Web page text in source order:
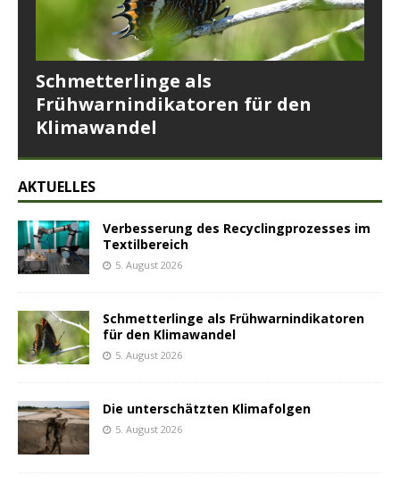
Schmetterlinge als
Frühwarnindikatoren für den
Klimawandel
AKTUELLES
Verbesserung des Recyclingprozesses im
Textilbereich
5. August 2026
Schmetterlinge als Frühwarnindikatoren
für den Klimawandel
5. August 2026
Die unterschätzten Klimafolgen
5. August 2026